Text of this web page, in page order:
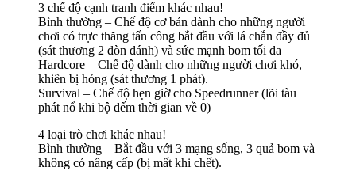
3 chế độ cạnh tranh điểm khác nhau!
Bình thường – Chế độ cơ bản dành cho những người
chơi có trực thăng tấn công bắt đầu với lá chắn đầy đủ
(sát thương 2 đòn đánh) và sức mạnh bom tối đa
Hardcore – Chế độ dành cho những người chơi khó,
khiên bị hỏng (sát thương 1 phát).
Survival – Chế độ hẹn giờ cho Speedrunner (lõi tàu
phát nổ khi bộ đếm thời gian về 0)
4 loại trò chơi khác nhau!
Bình thường – Bắt đầu với 3 mạng sống, 3 quả bom và
không có nâng cấp (bị mất khi chết).